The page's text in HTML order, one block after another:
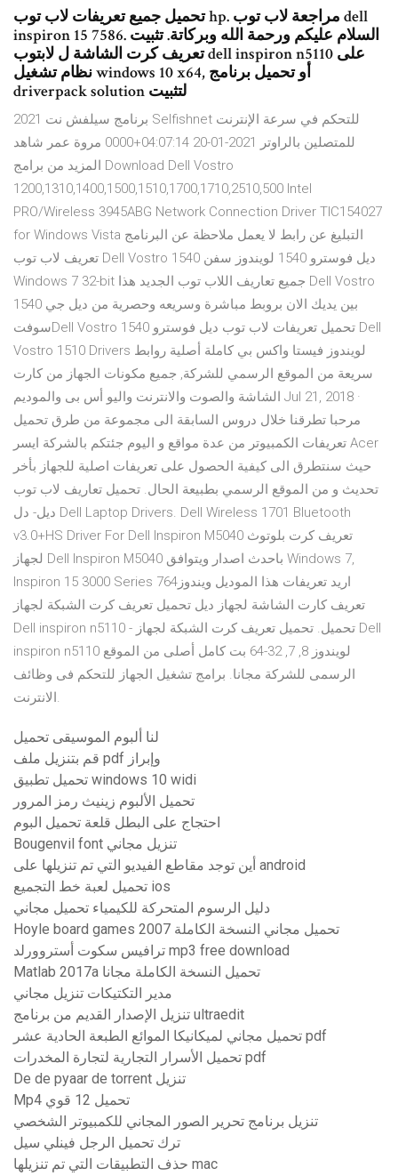
تحميل جميع تعريفات لاب توب hp. مراجعة لاب توب dell
inspiron 15 7586. السلام عليكم ورحمة الله وبركاتة. تثبيت
تعريف كرت الشاشة ل لابتوب dell inspiron n5110 على
نظام تشغيل windows 10 x64, أو تحميل برنامج
driverpack solution لتثبيت
برنامج سيلفش نت 2021 Selfishnet للتحكم في سرعة الإنترنت
للمتصلين بالراوتر 2021-01-20 04:07:14+0000 مروة عمر شاهد
المزيد من برامج Download Dell Vostro
1200,1310,1400,1500,1510,1700,1710,2510,500 Intel
PRO/Wireless 3945ABG Network Connection Driver TIC154027
for Windows Vista التبليغ عن رابط لا يعمل ملاحظة عن البرنامج
تعريف لاب توب Dell Vostro 1540 ديل فوسترو 1540 لويندوز سفن
Windows 7 32-bit جميع تعاريف اللاب توب الجديد هذا Dell Vostro
1540 بين يديك الان بروبط مباشرة وسريعه وحصرية من ديل جي
سوفتDell Vostro 1540 تحميل تعريفات لاب توب ديل فوسترو Dell
Vostro 1510 Drivers لويندوز فيستا واكس بي كاملة أصلية روابط
سريعة من الموقع الرسمي للشركة, جميع مكونات الجهاز من كارت
الشاشة والصوت والانترنت واليو أس بى والموديم Jul 21, 2018 ·
مرحبا تطرقنا خلال دروس السابقة الى مجموعة من طرق تحميل
تعريفات الكمبيوتر من عدة مواقع و اليوم جئتكم بالشركة ايسر Acer
حيث سنتطرق الى كيفية الحصول على تعريفات اصلية للجهاز بأخر
تحديث و من الموقع الرسمي بطبيعة الحال. تحميل تعاريف لاب توب
ديل- دل Dell Laptop Drivers. Dell Wireless 1701 Bluetooth
v3.0+HS Driver For Dell Inspiron M5040 تعريف كرت بلوتوث
لجهاز Dell Inspiron M5040 باحدث اصدار ويتوافق Windows 7,
Inspiron 15 3000 Series اريد تعريفات هذا الموديل ويندوز764
تعريف كارت الشاشة لجهاز ديل تحميل تعريف كرت الشبكة لجهاز
Dell inspiron n5110 - تحميل. تحميل تعريف كرت الشبكة لجهاز Dell
inspiron n5110 لويندوز 8, 7, 32-64 بت كامل أصلى من الموقع
الرسمى للشركة مجانا. برامج تشغيل الجهاز للتحكم فى وظائف
الانترنت.
لنا ألبوم الموسيقى تحميل
قم بتنزيل ملف pdf وإبراز
تحميل تطبيق windows 10 widi
تحميل الألبوم زينيث رمز المرور
احتجاج على البطل قلعة تحميل البوم
Bougenvil font تنزيل مجاني
أين توجد مقاطع الفيديو التي تم تنزيلها على android
تحميل لعبة خط التجميع ios
دليل الرسوم المتحركة للكيمياء تحميل مجاني
Hoyle board games 2007 تحميل مجاني النسخة الكاملة
ترافيس سكوت أستروورلد mp3 free download
Matlab 2017a تحميل النسخة الكاملة مجانا
مدير التكتيكات تنزيل مجاني
تنزيل الإصدار القديم من برنامج ultraedit
تحميل مجاني لميكانيكا الموائع الطبعة الحادية عشر pdf
تحميل الأسرار التجارية لتجارة المخدرات pdf
De de pyaar de torrent تنزيل
Mp4 تحميل 12 قوي
تنزيل برنامج تحرير الصور المجاني للكمبيوتر الشخصي
ترك تحميل الرجل فينلي سيل
حذف التطبيقات التي تم تنزيلها mac